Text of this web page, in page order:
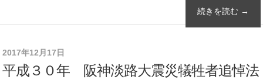
続きを読む →
2017年12月17日
平成３０年 阪神淡路大震災犠牲者追悼法